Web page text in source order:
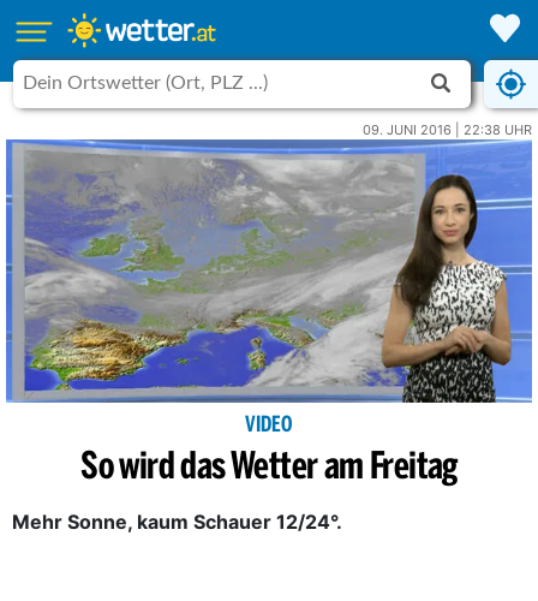
09. JUNI 2016 | 22:38 UHR
VIDEO
So wird das Wetter am Freitag
Mehr Sonne, kaum Schauer 12/24°.